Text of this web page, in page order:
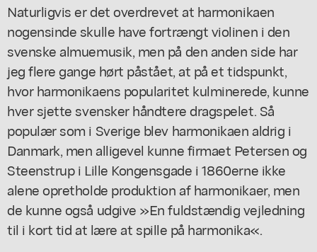
Naturligvis er det overdrevet at harmonikaen
nogensinde skulle have fortrængt violinen i den
svenske almuemusik, men på den anden side har
jeg flere gange hørt påstået, at på et tidspunkt,
hvor harmonikaens popularitet kulminerede, kunne
hver sjette svensker håndtere dragspelet. Så
populær som i Sverige blev harmonikaen aldrig i
Danmark, men alligevel kunne firmaet Petersen og
Steenstrup i Lille Kongensgade i 1860erne ikke
alene opretholde produktion af harmonikaer, men
de kunne også udgive »En fuldstændig vejledning
til i kort tid at lære at spille på harmonika«.